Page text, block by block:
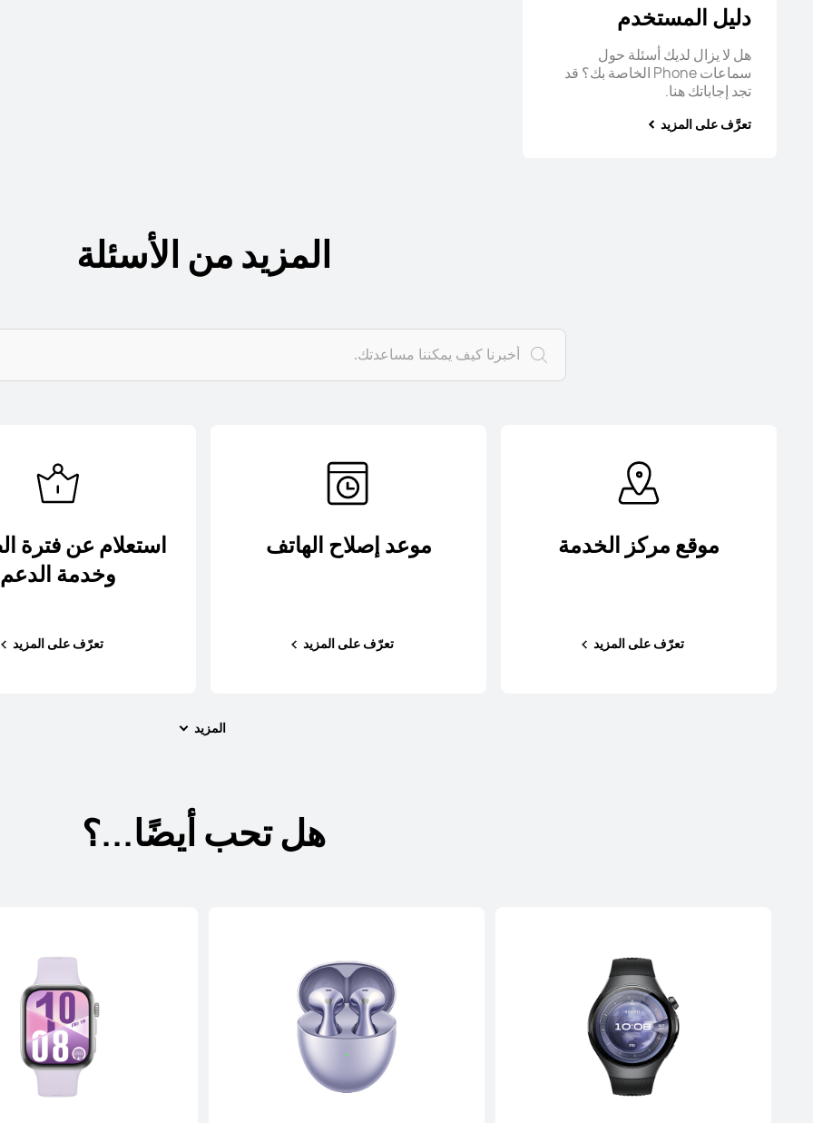
دليل المستخدم
هل لا يزال لديك أسئلة حول
سماعات Phone الخاصة بك؟ قد
تجد إجاباتك هنا.
تعرَّف على المزيد
المزيد من الأسئلة
موقع مركز الخدمة
تعرّف على المزيد
موعد إصلاح الهاتف
تعرّف على المزيد
استعلام عن فترة
وخدمة الدعم
تعرّف على المزيد
المزيد
هل تحب أيضًا...؟